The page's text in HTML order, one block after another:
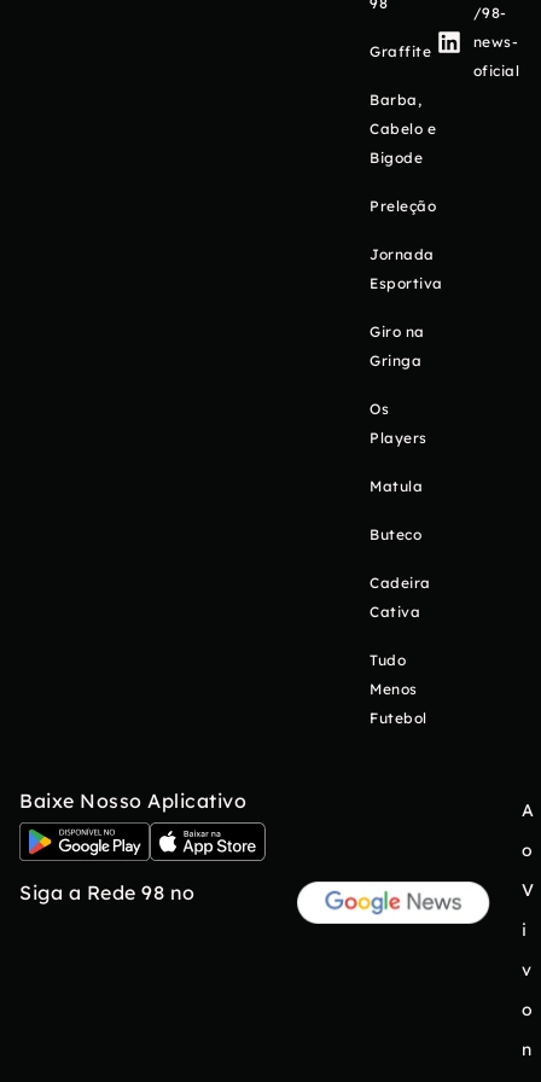
Graffite
Barba,
Cabelo e
Bigode
Preleção
Jornada
Esportiva
Giro na
Gringa
Os
Players
Matula
Buteco
Cadeira
Cativa
Tudo
Menos
Futebol
/98-
news-
oficial
Baixe Nosso Aplicativo
Siga a Rede 98 no
A
o
V
i
v
o
n